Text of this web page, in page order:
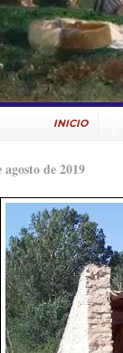
INICIO
de 2019